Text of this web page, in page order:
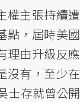
權主張持續遭
點，屆時美國
理由升級反應
沒有，至少在
士存就曾公開